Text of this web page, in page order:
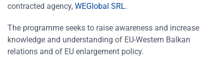
contracted agency, WEGlobal SRL.
The programme seeks to raise awareness and increase
knowledge and understanding of EU-Western Balkan
relations and of EU enlargement policy.